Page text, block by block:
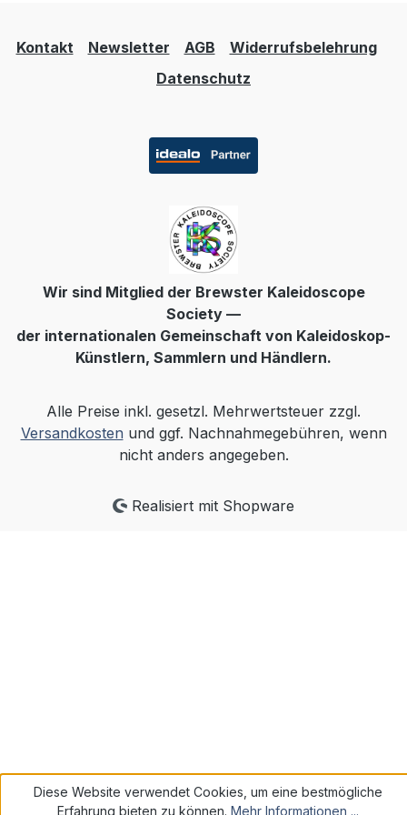
Kontakt Newsletter AGB
Widerrufsbelehrung
Datenschutz
Wir sind Mitglied der Brewster Kaleidoscope
Society —
der internationalen Gemeinschaft von Kaleidoskop-
Künstlern, Sammlern und Händlern.
Alle Preise inkl. gesetzl. Mehrwertsteuer zzgl.
Versandkosten und ggf. Nachnahmegebühren, wenn
nicht anders angegeben.
Realisiert mit Shopware
Diese Website verwendet Cookies, um eine bestmögliche
Erfahrung bieten zu können. Mehr Informationen ...